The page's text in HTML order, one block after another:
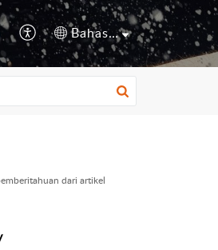
Bahasa Indonesia
dari artikel